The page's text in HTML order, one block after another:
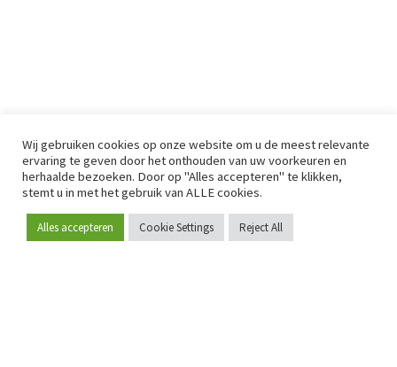
Word lid
Wij gebruiken cookies op onze website om u de meest relevante
ervaring te geven door het onthouden van uw voorkeuren en
herhaalde bezoeken. Door op "Alles accepteren" te klikken,
stemt u in met het gebruik van ALLE cookies.
Alles accepteren Cookie Settings Reject All